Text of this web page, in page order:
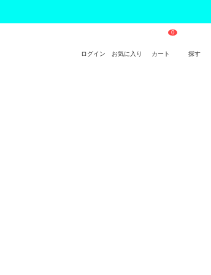
ログイン お気に入り カート 探す